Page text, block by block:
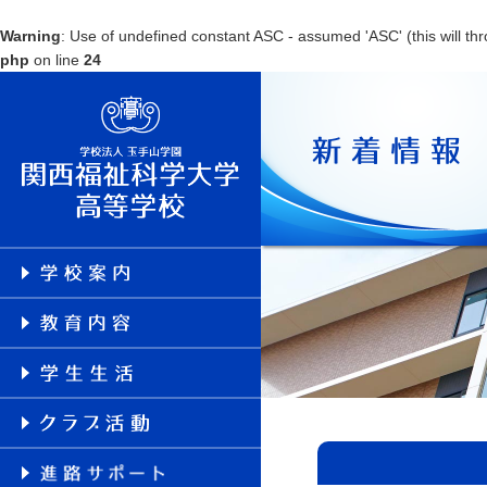
Warning: Use of undefined constant ASC - assumed 'ASC' (this will
php on line 24